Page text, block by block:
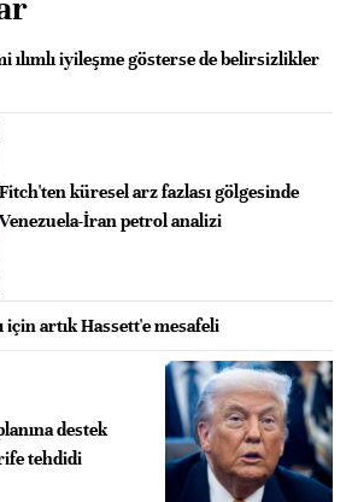
ılımlı iyileşme gösterse de belirsizlikler
küresel arz fazlası gölgesinde
Venezuela-İran petrol analizi
için artık Hassett'e mesafeli
destek
tehdidi